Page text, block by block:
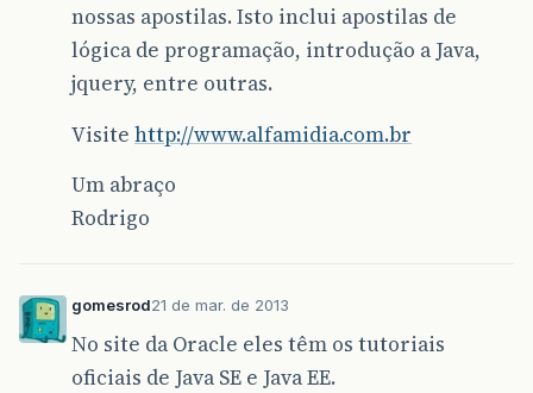
nossas apostilas. Isto inclui apostilas de
lógica de programação, introdução a Java,
jquery, entre outras.
Visite http://www.alfamidia.com.br
Um abraço
Rodrigo
gomesrod21 de mar. de 2013
No site da Oracle eles têm os tutoriais
oficiais de Java SE e Java EE.